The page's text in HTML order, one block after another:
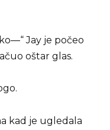
Jay je počeo
oštar glas.
kad je ugledala